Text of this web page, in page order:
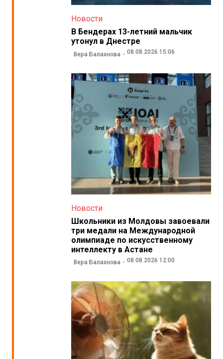
Новости
В Бендерах 13-летний мальчик
утонул в Днестре
Вера Балахнова 08.08.2026 15:06
Новости
Школьники из Молдовы завоевали
три медали на Международной
олимпиаде по искусственному
интеллекту в Астане
Вера Балахнова 08.08.2026 12:00